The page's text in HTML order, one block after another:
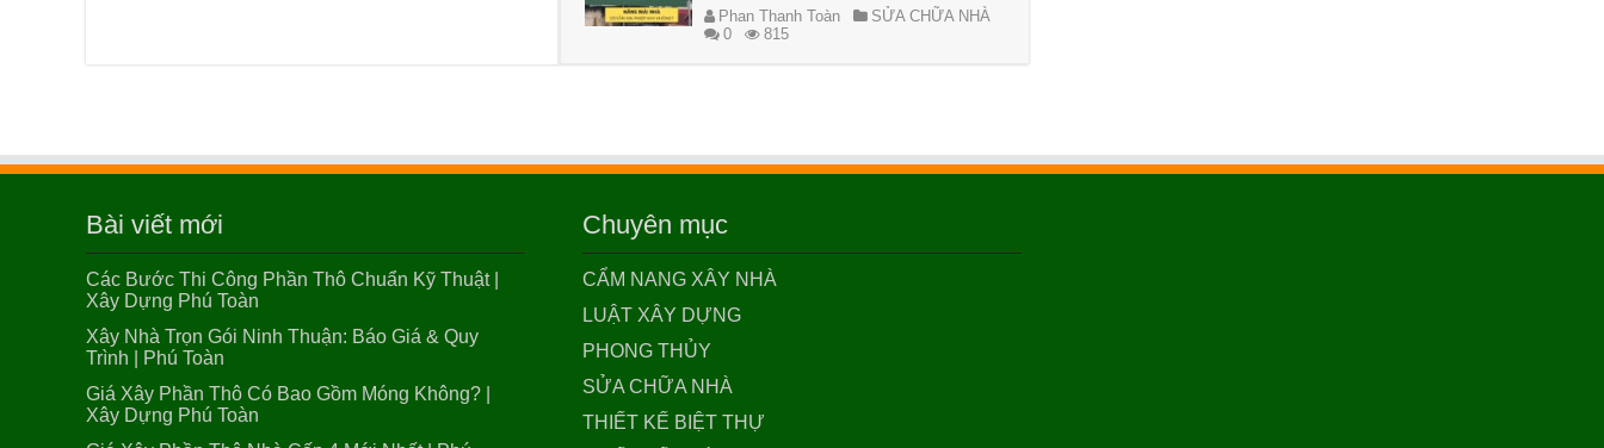
Phan Thanh Toàn
SỬA CHỮA NHÀ
0
815
Bài viết mới
Các Bước Thi Công Phần Thô Chuẩn Kỹ Thuật |
Xây Dựng Phú Toàn
Xây Nhà Trọn Gói Ninh Thuận: Báo Giá & Quy
Trình | Phú Toàn
Giá Xây Phần Thô Có Bao Gồm Móng Không? |
Xây Dựng Phú Toàn
Chuyên mục
CẨM NANG XÂY NHÀ
LUẬT XÂY DỰNG
PHONG THỦY
SỬA CHỮA NHÀ
THIẾT KẾ BIỆT THỰ